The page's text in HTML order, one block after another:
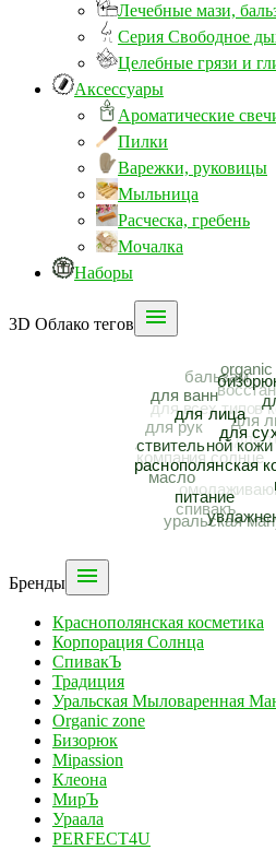
Лечебные мази,
Серия Свободное
Целебные грязи и
Аксессуары
Ароматические
Пилки
Варежки, руковицы
Мыльница
Расческа, гребень
Мочалка
Наборы
3D Облако тегов 
Бренды 
Краснополянская косметика
Корпорация Солнца
СпивакЪ
Традиция
Уральская Мыловаренная
Organic zone
Бизорюк
Mipassion
Клеона
МирЪ
Ураала
PERFECT4U